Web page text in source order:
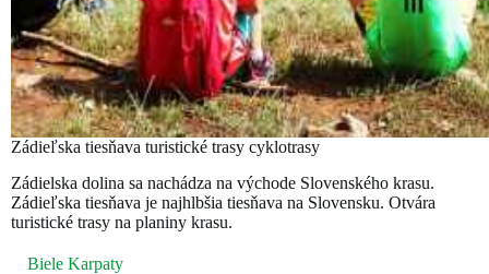
Zádieľska tiesňava turistické trasy cyklotrasy
Zádielska dolina sa nachádza na východe Slovenského krasu.
Zádieľska tiesňava je najhlbšia tiesňava na Slovensku. Otvára
turistické trasy na planiny krasu.
Biele Karpaty